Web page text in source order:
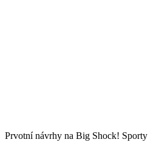
Prvotní návrhy na Big Shock! Sporty